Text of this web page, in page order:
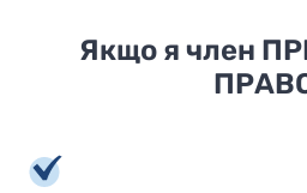
Якщо я член